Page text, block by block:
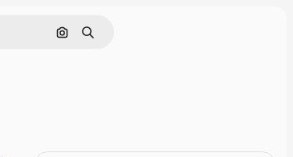
Pesquisar por imagem
Buscar